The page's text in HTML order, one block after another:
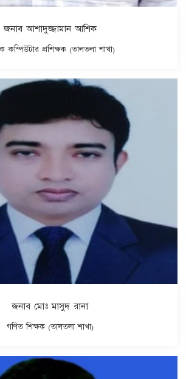
জনাব আশাদুজ্জামান আশিক
কম্পিউটার প্রশিক্ষক (তালতলা শাখা)
জনাব মোঃ মাসুদ রানা
গণিত শিক্ষক (তালতলা শাখা)